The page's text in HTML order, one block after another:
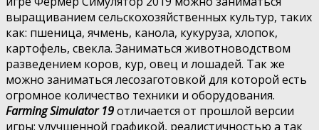
выращиванием сельскохозяйственных культур, таких
как: пшеница, ячмень, канола, кукуруза, хлопок,
картофель, свекла. Заниматься животноводством
разведением коров, кур, овец и лошадей. Так же
можно заниматься лесозаготовкой для которой есть
огромное количество техники и оборудования.
Farming Simulator 19отличается от прошлой версии
игры: улучшенной графикой, реалистичностью а так